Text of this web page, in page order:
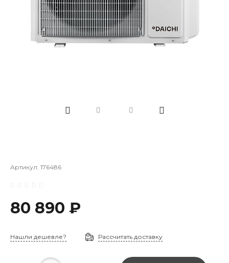
Артикул: 176486
80 890 ₽
Нашли дешевле? Рассчитать доставку